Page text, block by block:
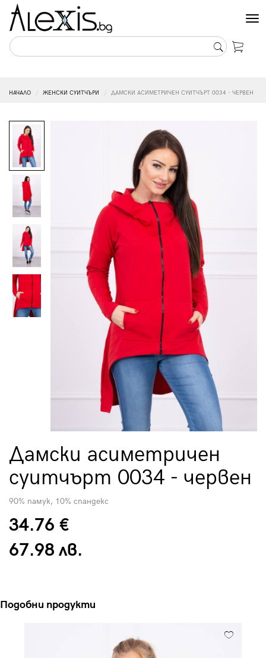
НАЧАЛО ЖЕНСКИ СУИТЧЪРИ ДАМСКИ АСИМЕТРИЧЕН СУИТЧЪРТ 0034 - ЧЕРВЕН
Дамски асиметричен
суитчърт 0034 - червен
90% памук, 10% спандекс
34.76 €
67.98 лв.
Подобни продукти